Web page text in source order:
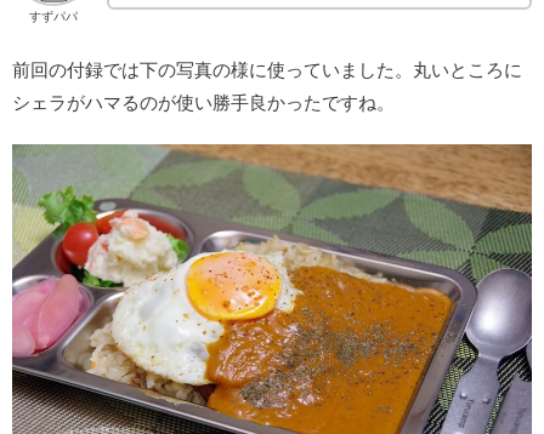
すずパパ
前回の付録では下の写真の様に使っていました。丸いところに
シェラがハマるのが使い勝手良かったですね。